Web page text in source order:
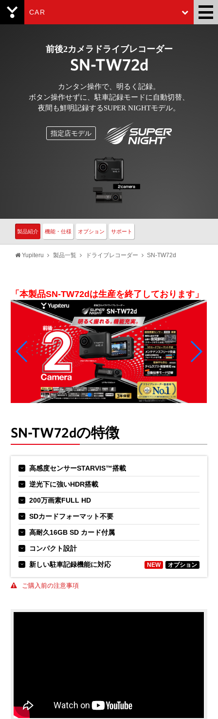
CAR
前後2カメラドライブレコーダー
SN-TW72d
カンタン操作で、明るく記録。
ボタン操作せずに、駐車記録モードに自動切替、
夜間も鮮明記録するSUPER NIGHTモデル。
指定店モデル
製品紹介 機能・仕様 オプション サポート
Yupiteru 製品一覧 ドライブレコーダー SN-TW72d
「本製品SN-TW72dは生産を終了しております」
SN-TW72dの特徴
高感度センサーSTARVIS™搭載
逆光下に強いHDR搭載
200万画素FULL HD
SDカードフォーマット不要
高耐久16GB SD カード付属
コンパクト設計
新しい駐車記録機能に対応 NEW オプション
ご購入前の注意事項